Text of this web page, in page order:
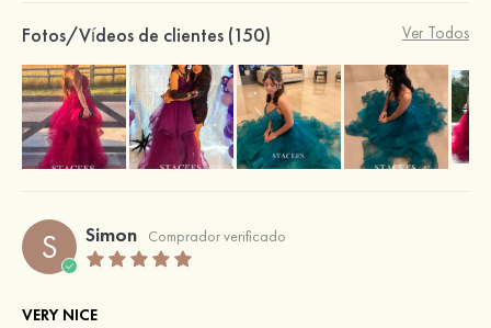
Fotos/Vídeos de clientes (150) Ver Todos
S Simon Comprador verificado
VERY NICE